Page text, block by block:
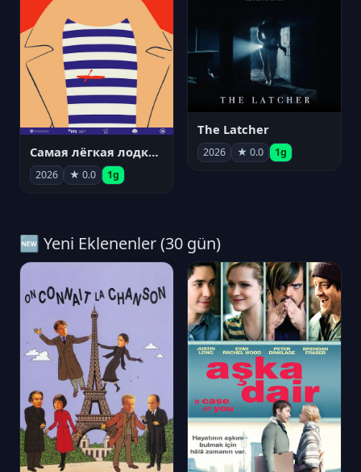
Самая лёгкая лодка в мире
2026 ★ 0.0 1g
The Latcher
2026 ★ 0.0 1g
🆕 Yeni Eklenenler (30 gün)